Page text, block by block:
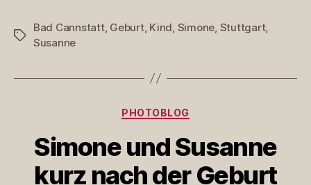
Schlagwörter
Bad Cannstatt, Geburt, Kind Simone Stuttgart,
Susanne
Kategorien
PHOTOBLOG
Simone und Susanne
kurz nach der Geburt